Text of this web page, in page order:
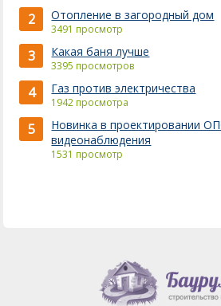
2 Отопление в загородный дом
3491 просмотр
3 Какая баня лучше
3395 просмотров
4 Газ против электричества
1942 просмотра
5
Новинка в проектировании
видеонаблюдения
1531 просмотр